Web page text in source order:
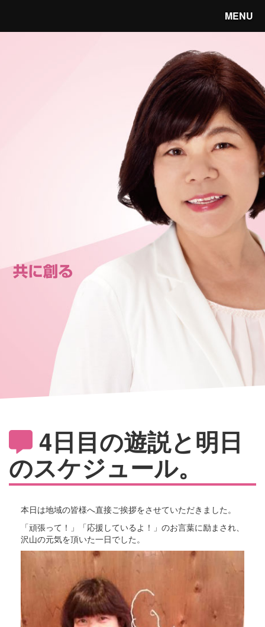
MENU
4日目の遊説と明日
のスケジュール。
本日は地域の皆様へ直接ご挨拶をさせていただきました。
「頑張って！」「応援しているよ！」のお言葉に励まされ、
沢山の元気を頂いた一日でした。